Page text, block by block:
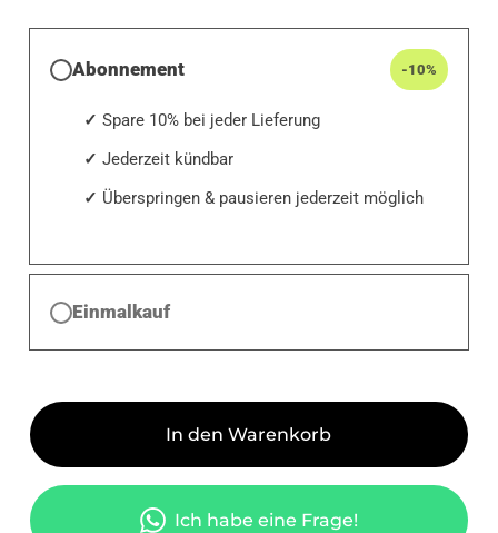
Abonnement -10%
Spare 10% bei jeder Lieferung
Jederzeit kündbar
Überspringen & pausieren jederzeit möglich
Einmalkauf
In den Warenkorb
Ich habe eine Frage!